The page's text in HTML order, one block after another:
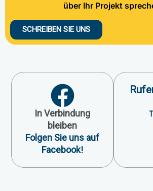
über Ihr Projekt
SCHREIBEN SIE UNS
In Verbindung
bleiben
Folgen Sie uns auf
Facebook!